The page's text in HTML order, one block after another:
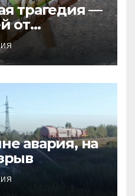
трагедия —
от
авария, на